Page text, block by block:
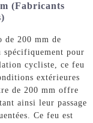
(fabricants
de 200 mm de
pour
cycliste, ce feu
extérieures
de 200 mm offre
ainsi leur passage
Ce feu est